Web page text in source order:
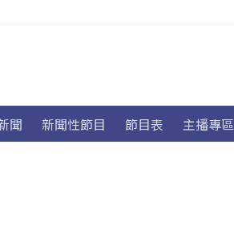
聞 新聞性節目 節目表 主播專區